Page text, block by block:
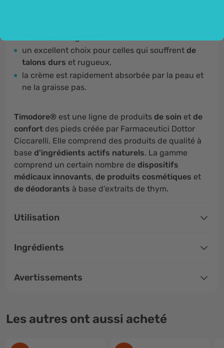
un excellent choix pour celles qui souffrent de
talons durs et rugueux,
la crème est rapidement absorbée par la peau et
ne la graisse pas.
Timodore® est une ligne de produits de soin et de
confort des pieds créée par Farmaceutici Dottor
Ciccarelli. Elle comprend des produits de qualité à
base d'ingrédients actifs naturels. La gamme
comprend un certain nombre de dispositifs
médicaux innovants, de produits cosmétiques et
de déodorants à base d'extraits de thym.
Utilisation
Ingrédients
Avertissements
Les autres ont aussi acheté